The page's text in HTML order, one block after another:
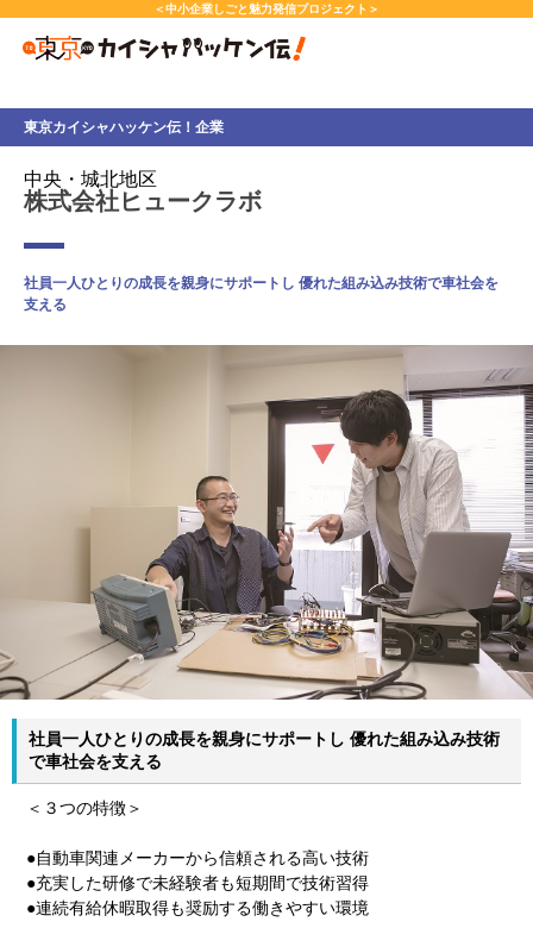
ッ
す。
＜中小企業しごと魅力発信プロジェクト＞
東京カイシャハッケン伝！企業
中央・城北地区
株式会社ヒュークラボ
社員一人ひとりの成長を親身にサポートし 優れた組み込み技術で車社会を
支える
社員一人ひとりの成長を親身にサポートし 優れた組み込み技術
で車社会を支える
＜３つの特徴＞
●自動車関連メーカーから信頼される高い技術
●充実した研修で未経験者も短期間で技術習得
●連続有給休暇取得も奨励する働きやすい環境